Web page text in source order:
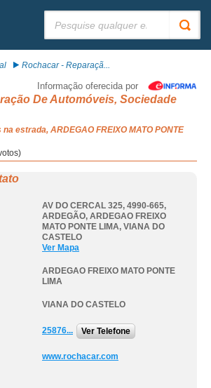
Rochacar - Reparaçã...
Informação oferecida por
De Automóveis, Sociedade
estrada, ARDEGAO FREIXO MATO PONTE
AV DO CERCAL 325, 4990-665,
ARDEGÃO, ARDEGAO FREIXO
MATO PONTE LIMA, VIANA DO
CASTELO
Ver Mapa
ARDEGAO FREIXO MATO PONTE
LIMA
VIANA DO CASTELO
25876... Ver Telefone
www.rochacar.com